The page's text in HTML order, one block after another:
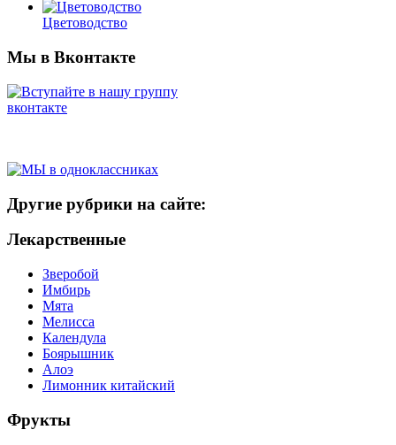
Цветоводство
Мы в Вконтакте
Другие рубрики на сайте:
Лекарственные
Зверобой
Имбирь
Мята
Мелисса
Календула
Боярышник
Алоэ
Лимонник китайский
Фрукты